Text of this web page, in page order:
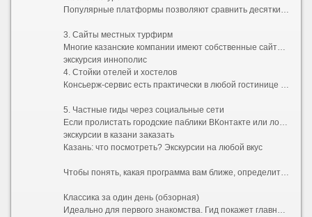
Популярные платформы позволяют сравнить десятки предложений от частных гидов и агентств. Вы можете прочитать реальные отзывы, посмотреть фотографии маршрутов и забронировать место онлайн за пару минут. Это идеальный способ найти бюджетные групповые прогулки или уникальные авторские программы.
3. Сайты местных турфирм
Многие казанские компании имеют собственные сайты с удобным календарем бронирования. Если вы хотите заказать экскурсию по Казани заранее, еще до приезда в город, этот способ подойдет лучше всего. Часто при раннем бронировании на сайте предоставляются скидки.
экскурсия иннополис
4. Стойки отелей и хостелов
Консьерж-сервис есть практически в любой гостинице в центре. Удобство заключается в том, что вам никуда не нужно идти — достаточно спуститься на ресепшен. Минус — выбор обычно ограничен 2–3 стандартными маршрутами, а цена может быть выше из-за комиссии отеля.
5. Частные гиды через социальные сети
Если пролистать городские паблики ВКонтакте или локальные Telegram-каналы, можно найти предложения напрямую от жителей. Этот путь позволяет договориться об индивидуальном графике и нестандартной программе, но требует осторожности: всегда просите предоплату только через безопасную сделку площадки.
экскурсии в казани заказать
Казань: что посмотреть? Экскурсии на любой вкус
Чтобы понять, какая программа вам ближе, определитесь с форматом. Вот самые популярные направления, отвечающие на запрос «интересные экскурсии по Казани»:
Классика за один день (обзорная)
Идеально для первого знакомства. Гид покажет главные символы города: Казанский Кремль с падающей башней Сююмбике и мечетью Кул-Шариф, пешеходную улицу Баумана, Старо-Татарскую слободу с ее расписными деревянными домами, озеро Кабан и театр имени Камала. Обычно такие туры включают дегустацию местного чая с чак-чаком.